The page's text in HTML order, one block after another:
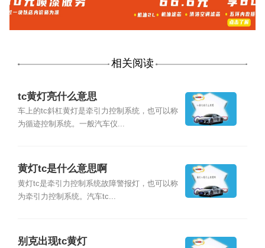
相关阅读
tc黄灯亮什么意思
车上的tc斜杠黄灯是牵引力控制系统，也可以称
为循迹控制系统。一般汽车仪...
黄灯tc是什么意思啊
黄灯tc是牵引力控制系统故障警报灯，也可以称
为牵引力控制系统。汽车tc...
别克出现tc黄灯